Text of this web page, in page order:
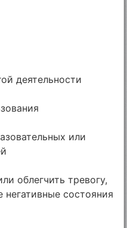
деятельности
или
облегчить тревогу,
негативные состояния